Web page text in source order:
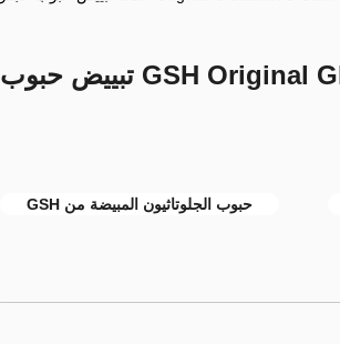
كولاجين GSH Original Glutathione Gummies تبييض حبوب
حبوب الجلوتاثيون المبيضة من GSH